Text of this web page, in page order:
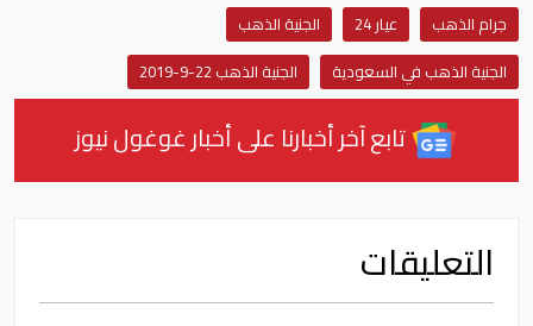
جرام الذهب
عيار 24
الجنية الذهب
الجنية الذهب في السعودية
الجنية الذهب 22-9-2019
تابع آخر أخبارنا على أخبار غوغول نيوز
التعليقات